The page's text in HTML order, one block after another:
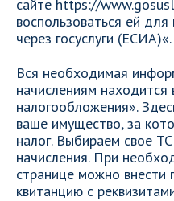
сайте https://
воспользоваться ей
через госуслуги (ЕСИА)«.
Вся необходимая
начислениям
налогообложения».
ваше имущество, за
налог. Выбираем свое
начисления. При
странице можно внести
квитанцию с